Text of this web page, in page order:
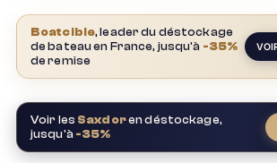
Boatcible, leader du déstockage
de bateau en France, jusqu'à -35%
de remise
Voir les Saxdoren déstockage,
jusqu'à -35%